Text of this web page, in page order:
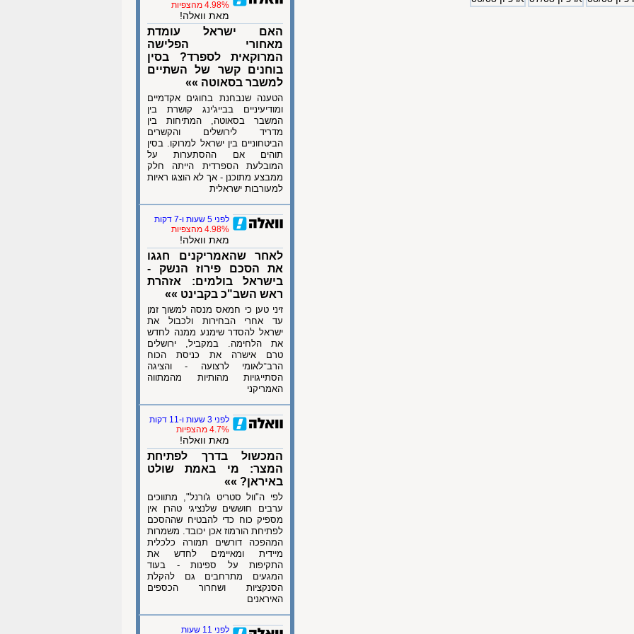
4.98% מהצפיות
מאת וואלה!
האם ישראל עומדת
מאחורי הפלישה
המרוקאית לספרד? בסין
בוחנים קשר של השתיים
למשבר בסאוטה »»
הטענה שנבחנת בחוגים אקדמיים
ומודיעיניים בבייג'ינג קושרת בין
המשבר בסאוטה, המתיחות בין
מדריד לירושלים והקשרים
הביטחוניים בין ישראל למרוקו. בסין
תוהים אם ההסתערות על
המובלעת הספרדית הייתה חלק
ממבצע מתוכנן - אך לא הוצגו ראיות
למעורבות ישראלית
לפני 5 שעות ו-7 דקות
4.98% מהצפיות
מאת וואלה!
לאחר שהאמריקנים חגגו
את הסכם פירוז הנשק -
בישראל בולמים: אזהרת
ראש השב"כ בקבינט »»
זיני טען כי חמאס מנסה למשוך זמן
עד אחרי הבחירות ולכבול את
ישראל להסדר שימנע ממנה לחדש
את הלחימה. במקביל, ירושלים
טרם אישרה את כניסת הכוח
הרב־לאומי לרצועה - והציגה
הסתייגויות מהותיות מהמתווה
האמריקני
לפני 3 שעות ו-11 דקות
4.7% מהצפיות
מאת וואלה!
המכשול בדרך לפתיחת
המצר: מי באמת שולט
באיראן? »»
לפי ה"וול סטריט ג'ורנל", מתווכים
ערבים חוששים שלנציגי טהרן אין
מספיק כוח כדי להבטיח שההסכם
לפתיחת הורמוז אכן יכובד. משמרות
המהפכה דורשים תמורה כלכלית
מיידית ומאיימים לחדש את
התקיפות על ספינות - בעוד
המגעים מתרחבים גם להקלת
הסנקציות ושחרור הכספים
האיראנים
לפני 11 שעות